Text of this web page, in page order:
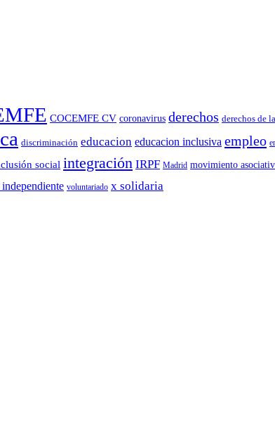
COCEMFE CV coronavirus derechos derechos de
discriminación educacion educacion inclusiva empleo
social integración IRPF Madrid movimiento
voluntariado x solidaria